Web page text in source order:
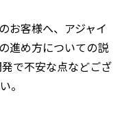
お客様へ、アジャイ
進め方についての説
で不安な点などござ
。